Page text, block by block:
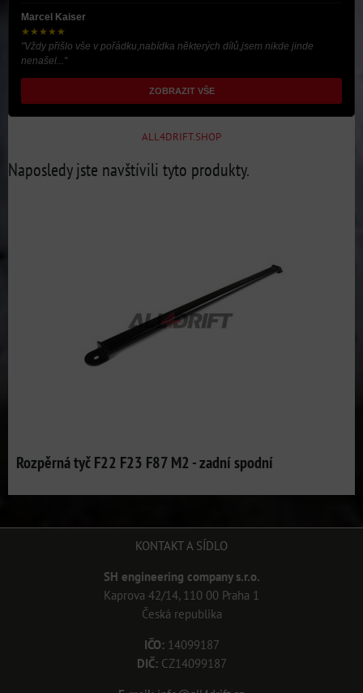
Marcel Kaiser
★★★★★
"Vždy přišlo vše v pořádku,nabídka některých dílů,jsem nikde jinde
nenašel..."
ZOBRAZIT VŠE
ALL4DRIFT.SHOP
Naposledy jste navštívili tyto produkty.
Rozpěrná tyč F22 F23 F87 M2 - zadní spodní
KONTAKT A SÍDLO
SH engineering company s.r.o.
Kaprova 42/14, 110 00 Praha 1
Česká republika
IČO:14099187
DIČ:CZ14099187